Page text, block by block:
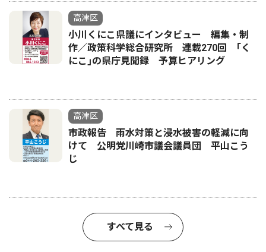
高津区
小川くにこ県議にインタビュー 編集・制
作／政策科学総合研究所 連載270回 ｢く
にこ｣の県庁見聞録 予算ヒアリング
高津区
市政報告 雨水対策と浸水被害の軽減に向
けて 公明党川崎市議会議員団 平山こう
じ
すべて見る